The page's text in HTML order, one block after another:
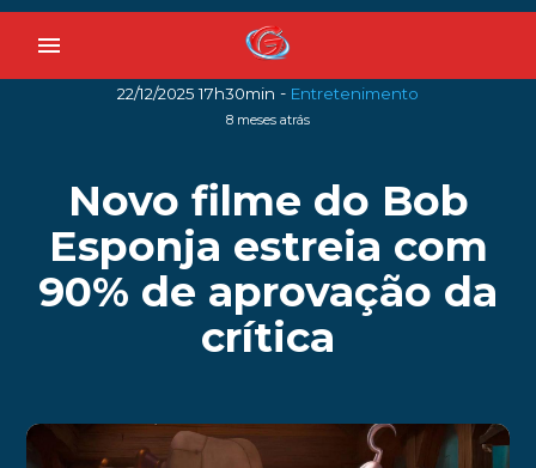
menu
22/12/2025 17h30min - Entretenimento
8 meses atrás
Novo filme do Bob
Esponja estreia com
90% de aprovação da
crítica